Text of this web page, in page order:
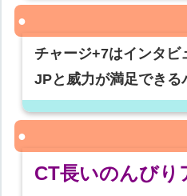
チャージ+7はインタビ
JPと威力が満足できる
CT長いのんびり